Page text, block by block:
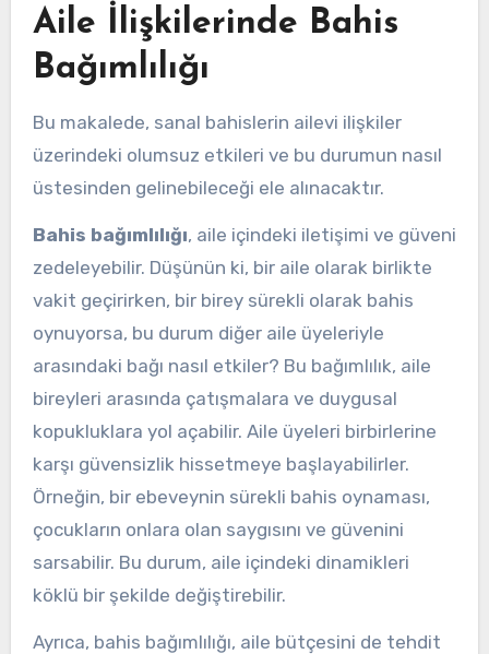
Aile İlişkilerinde Bahis
Bağımlılığı
Bu makalede, sanal bahislerin ailevi ilişkiler
üzerindeki olumsuz etkileri ve bu durumun nasıl
üstesinden gelinebileceği ele alınacaktır.
Bahis bağımlılığı, aile içindeki iletişimi ve güveni
zedeleyebilir. Düşünün ki, bir aile olarak birlikte
vakit geçirirken, bir birey sürekli olarak bahis
oynuyorsa, bu durum diğer aile üyeleriyle
arasındaki bağı nasıl etkiler? Bu bağımlılık, aile
bireyleri arasında çatışmalara ve duygusal
kopukluklara yol açabilir. Aile üyeleri birbirlerine
karşı güvensizlik hissetmeye başlayabilirler.
Örneğin, bir ebeveynin sürekli bahis oynaması,
çocukların onlara olan saygısını ve güvenini
sarsabilir. Bu durum, aile içindeki dinamikleri
köklü bir şekilde değiştirebilir.
Ayrıca, bahis bağımlılığı, aile bütçesini de tehdit